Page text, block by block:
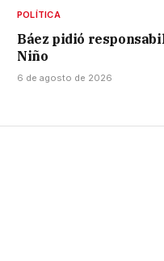
POLÍTICA
Báez pidió
Niño
6 de agosto de 2026